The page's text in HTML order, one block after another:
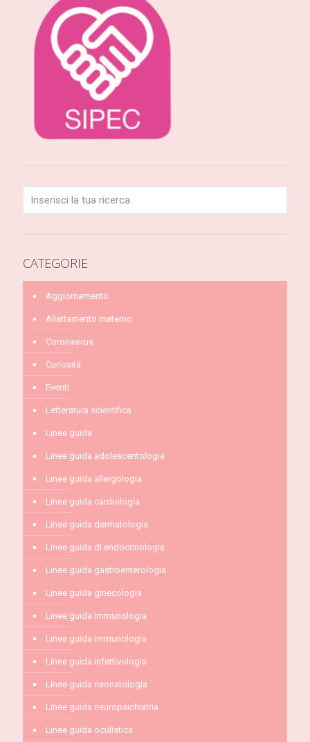
CATEGORIE
Aggiornamento
Allattamento materno
Coronavirus
Curiosità
Eventi
Letteratura scientifica
Linee guida
Linee guida adolescentologia
Linee guida allergologia
Linee guida cardiologia
Linee guida dermatologia
Linee guida di endocrinologia
Linee guida gastroenterologia
Linee guida ginecologia
Linee guida immunologia
Linee guida immunologia
Linee guida infettivologia
Linee guida neonatologia
Linee guida neuropsichiatria
Linee guida oculistica